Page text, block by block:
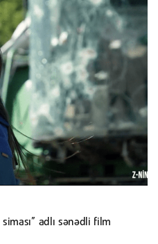
adlı sənədli film